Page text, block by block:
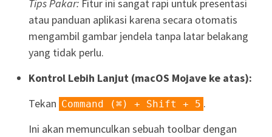
Tips Pakar: Fitur ini sangat rapi untuk presentasi
atau panduan aplikasi karena secara otomatis
mengambil gambar jendela tanpa latar belakang
yang tidak perlu.
Kontrol Lebih Lanjut (macOS Mojave ke atas):
Tekan Command (⌘) + Shift + 5 .
Ini akan memunculkan sebuah toolbar dengan